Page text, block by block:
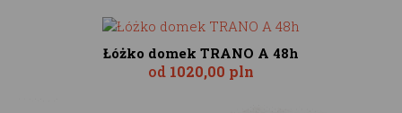
Łóżko domek TRANO A 48h
od 1020,00 pln